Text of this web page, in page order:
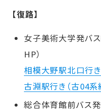
【復路】
女子美術大学発バ
HP）
相模大野駅北口行き
古淵駅行き（古04系
総合体育館前バス